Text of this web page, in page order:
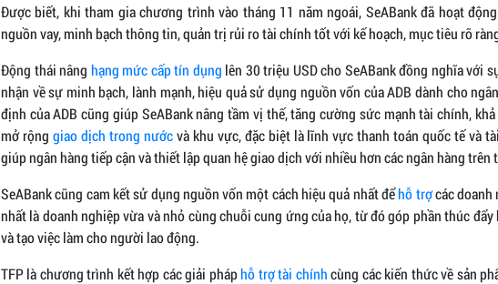
Được biết, khi tham gia chương trình vào tháng 11 năm ngoái, SeABank đã hoạt
nguồn vay, minh bạch thông tin, quản trị rủi ro tài chính tốt với kế hoạch, mục tiêu rõ
Động thái nâng hạng mức cấp tín dụng lên 30 triệu USD cho SeABank đồng nghĩa với
nhận về sự minh bạch, lành mạnh, hiệu quả sử dụng nguồn vốn của ADB dành cho
định của ADB cũng giúp SeABank nâng tầm vị thế, tăng cường sức mạnh tài chính,
mở rộng giao dịch trong nướcvà khu vực, đặc biệt là lĩnh vực thanh toán quốc tế và
giúp ngân hàng tiếp cận và thiết lập quan hệ giao dịch với nhiều hơn các ngân hàng trên
SeABank cũng cam kết sử dụng nguồn vốn một cách hiệu quả nhất đểhỗ trợcác doanh
nhất là doanh nghiệp vừa và nhỏ cùng chuỗi cung ứng của họ, từ đó góp phần thúc
và tạo việc làm cho người lao động.
TFP là chương trình kết hợp các giải pháphỗ trợ tài chínhcùng các kiến thức về sản